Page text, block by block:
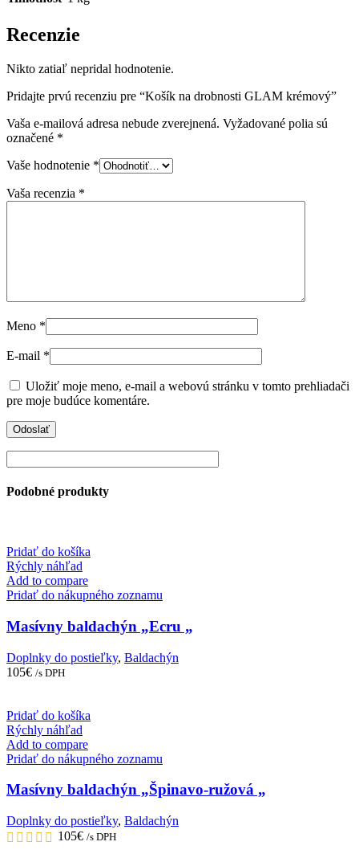
Recenzie
Nikto zatiaľ nepridal hodnotenie.
Pridajte prvú recenziu pre “Košík na drobnosti GLAM krémový”
Vaša e-mailová adresa nebude zverejnená. Vyžadované polia sú
označené *
Vaše hodnotenie *
Vaša recenzia *
Meno *
E-mail *
Uložiť moje meno, e-mail a webovú stránku v tomto prehliadači
pre moje budúce komentáre.
Podobné produkty
Pridať do košíka
Rýchly náhľad
Add to compare
Pridať do nákupného zoznamu
Masívny baldachýn „Ecru „
Doplnky do postieľky, Baldachýn
105€ /s DPH
Pridať do košíka
Rýchly náhľad
Add to compare
Pridať do nákupného zoznamu
Masívny baldachýn „Špinavo-ružová „
Doplnky do postieľky, Baldachýn
105€ /s DPH